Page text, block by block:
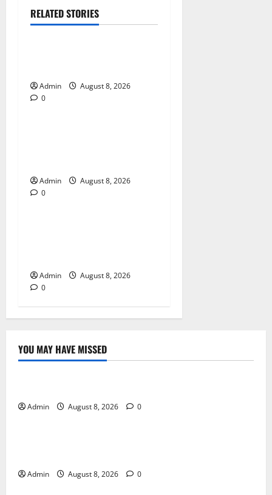
RELATED STORIES
Blog
Admin
August 8, 2026
0Blog
Admin
August 8, 2026
0Blog
Admin
August 8, 2026
0
YOU MAY HAVE MISSED
Blog
Admin August 8, 2026 0
Blog
Admin August 8, 2026 0
Blog